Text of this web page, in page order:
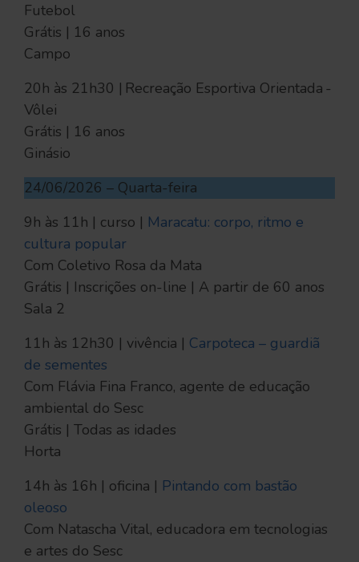
Futebol
Grátis | 16 anos
Campo
20h às 21h30 | Recreação Esportiva Orientada -
Vôlei
Grátis | 16 anos
Ginásio
24/06/2026 – Quarta-feira
9h às 11h | curso | Maracatu: corpo, ritmo e
cultura popular
Com Coletivo Rosa da Mata
Grátis | Inscrições on-line | A partir de 60 anos
Sala 2
11h às 12h30 | vivência | Carpoteca – guardiã
de sementes
Com Flávia Fina Franco, agente de educação
ambiental do Sesc
Grátis | Todas as idades
Horta
14h às 16h | oficina | Pintando com bastão
oleoso
Com Natascha Vital, educadora em tecnologias
e artes do Sesc